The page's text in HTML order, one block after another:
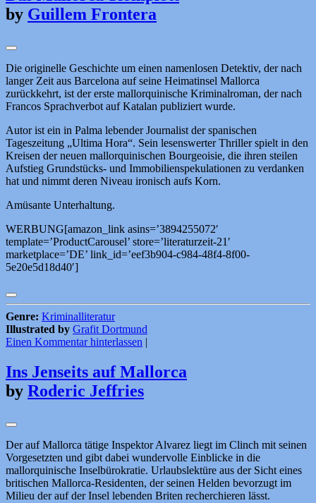
by Guillem Frontera
Die originelle Geschichte um einen namenlosen Detektiv, der nach
langer Zeit aus Barcelona auf seine Heimatinsel Mallorca
zurückkehrt, ist der erste mallorquinische Kriminalroman, der nach
Francos Sprachverbot auf Katalan publiziert wurde.
Autor ist ein in Palma lebender Journalist der spanischen
Tageszeitung „Ultima Hora“. Sein lesenswerter Thriller spielt in den
Kreisen der neuen mallorquinischen Bourgeoisie, die ihren steilen
Aufstieg Grundstücks- und Immobilienspekulationen zu verdanken
hat und nimmt deren Niveau ironisch aufs Korn.
Amüsante Unterhaltung.
WERBUNG[amazon_link asins=’3894255072′
template=’ProductCarousel’ store=’literaturzeit-21′
marketplace=’DE’ link_id=’eef3b904-c984-48f4-8f00-
5e20e5d18d40′]
Genre: Kriminalliteratur
Illustrated by Grafit Dortmund
Einen Kommentar hinterlassen |
Ins Jenseits auf Mallorca
by Roderic Jeffries
Der auf Mallorca tätige Inspektor Alvarez liegt im Clinch mit seinen
Vorgesetzten und gibt dabei wundervolle Einblicke in die
mallorquinische Inselbürokratie. Urlaubslektüre aus der Sicht eines
britischen Mallorca-Residenten, der seinen Helden bevorzugt im
Milieu der auf der Insel lebenden Briten recherchieren lässt.